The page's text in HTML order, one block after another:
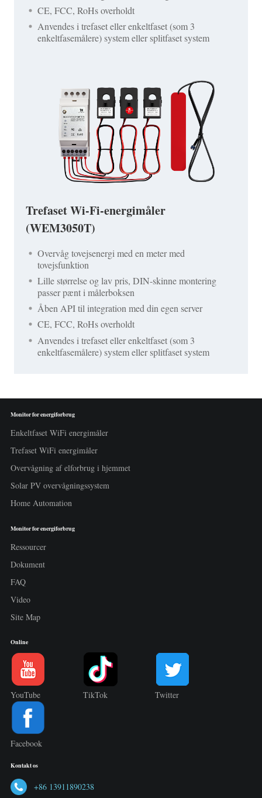
CE, FCC, RoHs overholdt
Anvendes i trefaset eller enkeltfaset (som 3
enkeltfasemålere) system eller splitfaset system
Trefaset Wi-Fi-energimåler
(WEM3050T)
Overvåg tovejsenergi med en meter med
tovejsfunktion
Lille størrelse og lav pris, DIN-skinne montering
passer pænt i målerboksen
Åben API til integration med din egen server
CE, FCC, RoHs overholdt
Anvendes i trefaset eller enkeltfaset (som 3
enkeltfasemålere) system eller splitfaset system
Monitor for energiforbrug
Enkeltfaset WiFi energimåler
Trefaset WiFi energimåler
Overvågning af elforbrug i hjemmet
Solar PV overvågningssystem
Home Automation
Monitor for energiforbrug
Ressourcer
Dokument
FAQ
Video
Site Map
Online
YouTube TikTok Twitter
Facebook
Kontakt os
+86 13911890238